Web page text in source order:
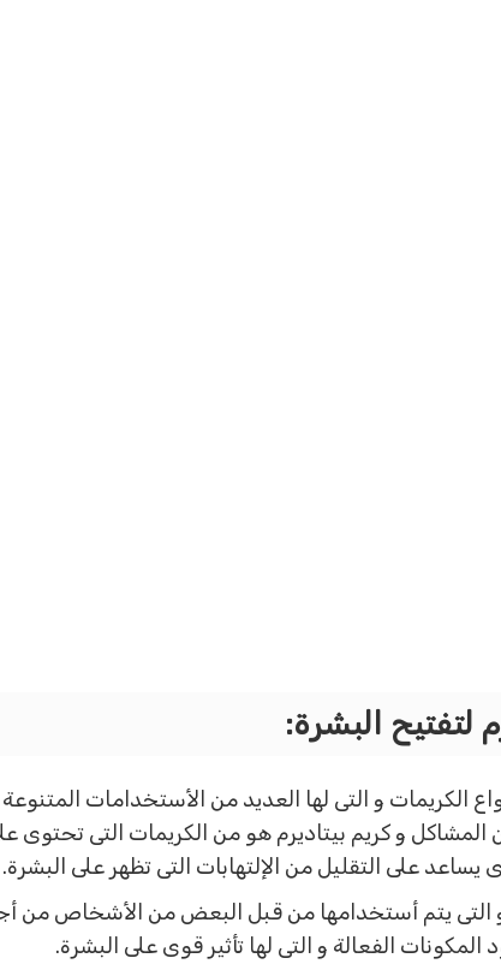
لتفتيح البشرة:
الكريمات و التى لها العديد من الأستخدامات
و كريم بيتاديرم هو من الكريمات التى تحتوى
على التقليل من الإلتهابات التى تظهر على البشرة.
يتم أستخدامها من قبل البعض من الأشخاص من
الفعالة و التى لها تأثير قوى على البشرة.